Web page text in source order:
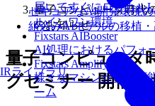
届いてすぐにローカル
ルインワン環境
Fixstars AIBooster
AI処理におけるパフォ
Fixstars Amplify
様々なマシンが利用可
ーム
セキュアなAI開発環境
組込みAIモデルの移植
IRライブラリ
量子コンピュータ時代
のお知らせ
量子コンピュータ
グセミナー 開催の